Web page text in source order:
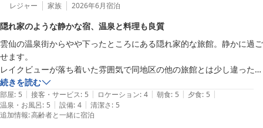
お料理も一品一品丁寧に作られており、目の前で握っていただくお寿司
など、味だけでなく食事の時間そのものを楽しめる工夫がされていまし
た。おしどりの池を眺めながらの半個室での食事は、ゆっくりと落ち着
いて楽しむことができました。
温泉は源泉かけ流しで、硫黄の香りが感じられる本格的なお湯。何度も
入りたくなる心地よさで、心身ともにリフレッシュできました。
スタッフの皆様の対応も丁寧で、細やかな気遣いがとても嬉しかったで
す。景色・料理・温泉すべてに癒され、思い出に残る素敵な滞在になり
レジャー 家族 2026年6月宿泊
隠れ家のような静かな宿、温泉と料理も良質
雲仙の温泉街からやや下ったところにある隠れ家的な旅館。静かに過ご
せます。
レイクビューが落ち着いた雰囲気で同地区の他の旅館とは少し違った趣
です。
料理は味が濃くなく、量は必要十分で、素材の味を生かした味づけで、
年配者でも気にいると思います。
続きを読む
部屋: 5 | 接客・サービス: 5 | ロケーション: 4 | 朝食: 5 | 夕食: 5 |
温泉・お風呂: 5 | 設備: 4 | 清潔さ: 5
追加情報:高齢者と一緒に宿泊